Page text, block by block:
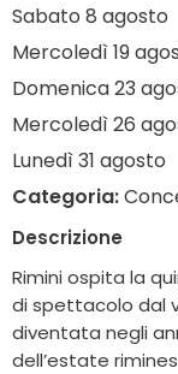
Sabato 8 agosto
Mercoledì 19
Domenica 23
Mercoledì 26
Lunedì 31 agosto
Categoria:
Descrizione
Rimini ospita la
di spettacolo dal
diventata negli
dell’estate